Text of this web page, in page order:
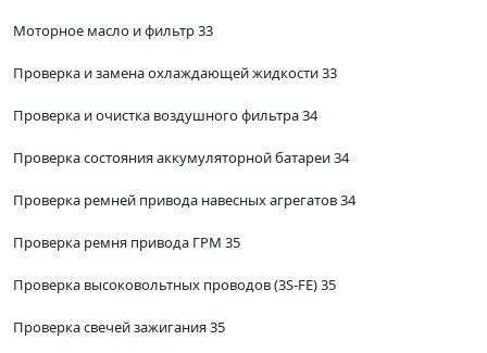
Моторное масло и фильтр 33
Проверка и замена охлаждающей жидкости 33
Проверка и очистка воздушного фильтра 34
Проверка состояния аккумуляторной батареи 34
Проверка ремней привода навесных агрегатов 34
Проверка ремня привода ГРМ 35
Проверка высоковольтных проводов (3S-FE) 35
Проверка свечей зажигания 35